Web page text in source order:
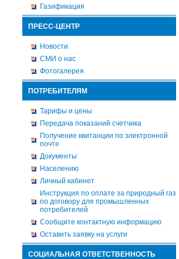
Газификация
ПРЕСС-ЦЕНТР
Новости
СМИ о нас
Фотогалерея
ПОТРЕБИТЕЛЯМ
Тарифы и цены
Передача показаний счетчика
Получение квитанции по электронной
почте
Документы
Населению
Личный кабинет
Инструкция по оплате за природный газ
по договору для промышленных
потребителей
Сообщите контактную информацию
Оставить заявку на услуги
СОЦИАЛЬНАЯ ОТВЕТСТВЕННОСТЬ